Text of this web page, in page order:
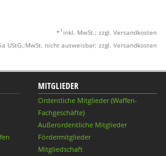
* 1 inkl. MwSt.; zzgl. Versandkosten
UStG.;MwSt. nicht ausweisbar; zzgl. Versandkosten
MITGLIEDER
Ordentliche Mitglieder (Waffen-
Fachgeschäfte)
Außerordentliche Mitglieder
Fördermitglieder
Mitgliedschaft